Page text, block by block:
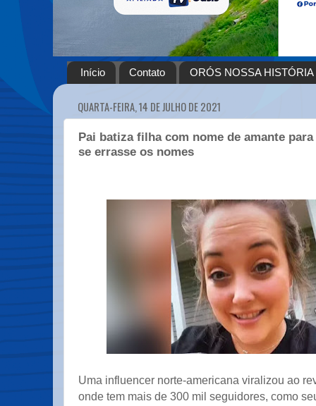
Início Contato ORÓS NOSSA HISTÓRIA
QUARTA-FEIRA, 14 DE JULHO DE 2021
Pai batiza filha com nome de amante
se errasse os nomes
Uma influencer norte-americana viralizou ao
onde tem mais de 300 mil seguidores, como